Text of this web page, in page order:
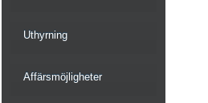
Uthyrning
Affärsmöjligheter